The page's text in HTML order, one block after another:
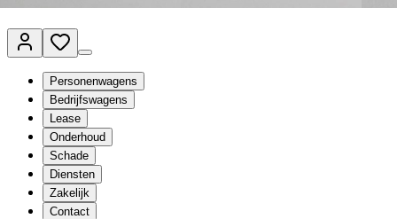
Personenwagens
Bedrijfswagens
Lease
Onderhoud
Schade
Diensten
Zakelijk
Contact